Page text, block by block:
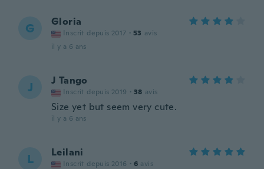
G Gloria
Inscrit depuis 2017 · 53 avis
il y a 6 ans
J J Tango
Inscrit depuis 2019 · 38 avis
Size yet but seem very cute.
il y a 6 ans
L Leilani
Inscrit depuis 2016 · 6 avis